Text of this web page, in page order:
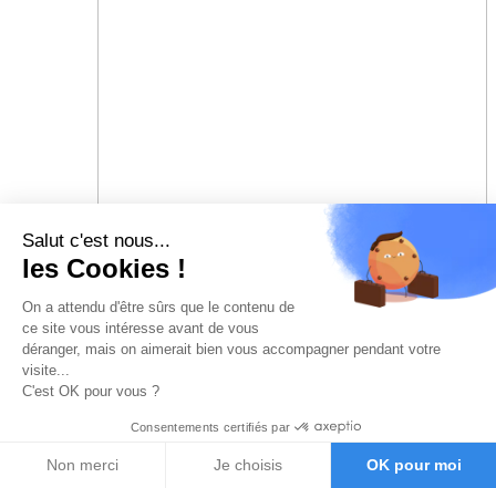
Salut c'est nous...
les Cookies !
On a attendu d'être sûrs que le contenu de
ce site vous intéresse avant de vous
déranger, mais on aimerait bien vous accompagner pendant votre
visite...
C'est OK pour vous ?
Consentements certifiés par
Non merci Je choisis OK pour moi